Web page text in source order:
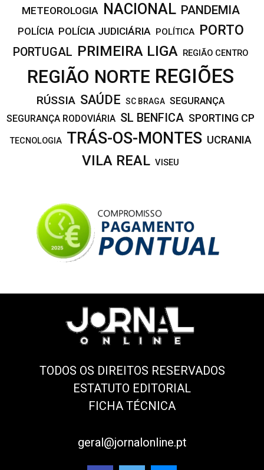
METEOROLOGIA NACIONAL PANDEMIA
POLÍCIA POLÍCIA JUDICIÁRIA POLÍTICA PORTO
PORTUGAL PRIMEIRA LIGA REGIÃO CENTRO
REGIÃO NORTE REGIÕES
RÚSSIA SAÚDE SC BRAGA SEGURANÇA
SEGURANÇA RODOVIÁRIA SL BENFICA SPORTING CP
TECNOLOGIA TRÁS-OS-MONTES UCRANIA
VILA REAL VISEU
TODOS OS DIREITOS RESERVADOS
ESTATUTO EDITORIAL
FICHA TÉCNICA
geral@jornalonline.pt